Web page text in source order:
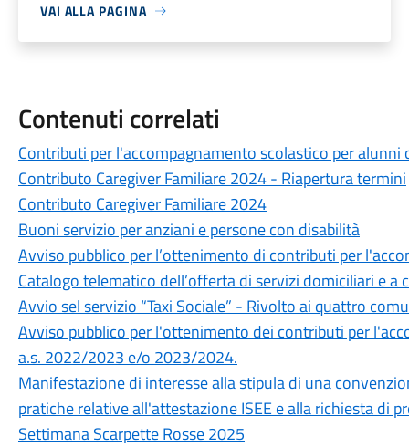
VAI ALLA PAGINA
Contenuti correlati
Contributi per l'accompagnamento scolastico per
Contributo Caregiver Familiare 2024 - Riapertura termini
Contributo Caregiver Familiare 2024
Buoni servizio per anziani e persone con disabilità
Avviso pubblico per l’ottenimento di contributi per
Catalogo telematico dell’offerta di servizi domiciliari e a
Avvio sel servizio “Taxi Sociale” - Rivolto ai quattro
Avviso pubblico per l'ottenimento dei contributi per
a.s. 2022/2023 e/o 2023/2024.
Manifestazione di interesse alla stipula di una
pratiche relative all'attestazione ISEE e alla richiesta di
Settimana Scarpette Rosse 2025